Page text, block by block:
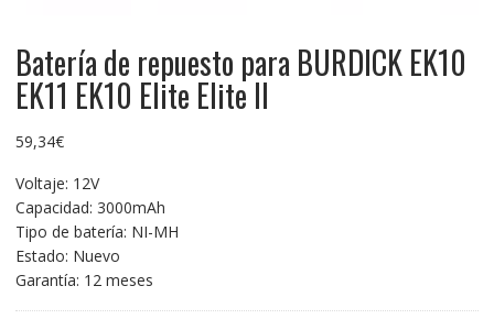
Batería de repuesto para BURDICK EK10
EK11 EK10 Elite Elite II
59,34€
Voltaje: 12V
Capacidad: 3000mAh
Tipo de batería: NI-MH
Estado: Nuevo
Garantía: 12 meses